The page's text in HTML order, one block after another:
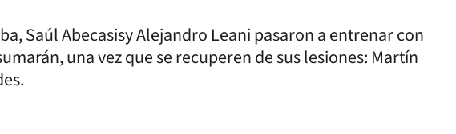
Saúl Abecasisy Alejandro Leani pasaron a entrenar con
una vez que se recuperen de sus lesiones: Martín